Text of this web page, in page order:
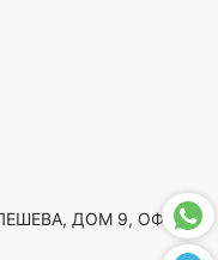
ДОМ 9, ОФ. 5,